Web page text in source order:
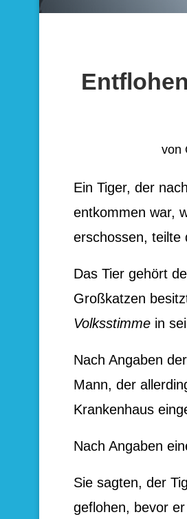
von
Ein Tiger, der
entkommen war,
erschossen, teilte
Das Tier gehört
Großkatzen
Volksstimme in
Nach Angaben
Mann, der
Krankenhaus
Nach Angaben
Sie sagten, der
geflohen, bevor